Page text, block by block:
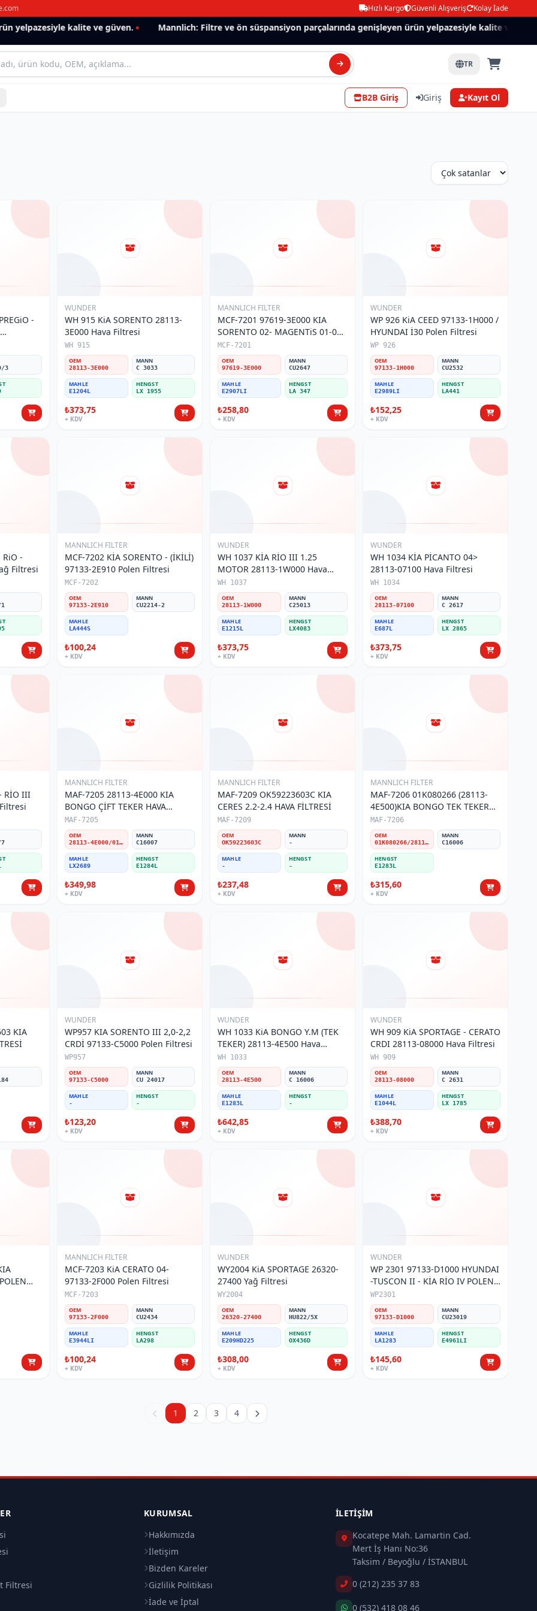
Hızlı Kargo Güvenli Alışveriş Kolay İade
yelpazesiyle kalite ve güven. Mannlich: Filtre ve ön süspansiyon parçalarında genişleyen ürün yelpazesiyle kalite ve güven.
TR
B2B Giriş Giriş Kayıt Ol
-
3
WUNDER
WH 915 KiA SORENTO 28113-
3E000 Hava Filtresi
WH 915
OEM
28113-3E000
MANN
C 3033
MAHLE
E1204L
HENGST
LX 1955
₺373,75
+ KDV
MANNLICH FILTER
MCF-7201 97619-3E000 KIA
SORENTO 02- MAGENTiS 01-06
Polen Filtresi
MCF-7201
OEM
97619-3E000
MANN
CU2647
MAHLE
E2907LI
HENGST
LA 347
₺258,80
+ KDV
WUNDER
WP 926 KiA CEED 97133-1H000 /
HYUNDAI İ30 Polen Filtresi
WP 926
OEM
97133-1H000
MANN
CU2532
MAHLE
E2989LI
HENGST
LA441
₺152,25
+ KDV
RiO -
Filtresi
MANNLICH FILTER
MCF-7202 KİA SORENTO - (İKİLİ)
97133-2E910 Polen Filtresi
MCF-7202
OEM
97133-2E910
MANN
CU2214-2
MAHLE
LA444S
₺100,24
+ KDV
WUNDER
WH 1037 KİA RİO III 1.25
MOTOR 28113-1W000 Hava
Filtresi
WH 1037
OEM
28113-1W000
MANN
C25013
MAHLE
E1215L
HENGST
LX4083
₺373,75
+ KDV
WUNDER
WH 1034 KİA PİCANTO 04>
28113-07100 Hava Filtresi
WH 1034
OEM
28113-07100
MANN
C 2617
MAHLE
E687L
HENGST
LX 2865
₺373,75
+ KDV
RİO III
7
MANNLICH FILTER
MAF-7205 28113-4E000 KIA
BONGO ÇİFT TEKER HAVA
FİLTRESİ
MAF-7205
OEM
28113-4E000/01K080267
MANN
C16007
MAHLE
LX2689
HENGST
E1284L
₺349,98
+ KDV
MANNLICH FILTER
MAF-7209 OK59223603C KIA
CERES 2.2-2.4 HAVA FİLTRESİ
MAF-7209
OEM
OK59223603C
MANN
-
MAHLE
-
HENGST
-
₺237,48
+ KDV
MANNLICH FILTER
MAF-7206 01K080266 (28113-
4E500)KIA BONGO TEK TEKER
HAVA FİLTRESİ
MAF-7206
OEM
01K080266/28113-4E500
MANN
C16006
HENGST
E1283L
₺315,60
+ KDV
KIA
WUNDER
WP957 KIA SORENTO III 2,0-2,2
CRDİ 97133-C5000 Polen Filtresi
WP957
OEM
97133-C5000
MANN
CU 24017
MAHLE
-
HENGST
-
₺123,20
+ KDV
WUNDER
WH 1033 KiA BONGO Y.M (TEK
TEKER) 28113-4E500 Hava
Filtresi
WH 1033
OEM
28113-4E500
MANN
C 16006
MAHLE
E1283L
HENGST
-
₺642,85
+ KDV
WUNDER
WH 909 KiA SPORTAGE - CERATO
CRDI 28113-08000 Hava Filtresi
WH 909
OEM
28113-08000
MANN
C 2631
MAHLE
E1044L
HENGST
LX 1785
₺388,70
+ KDV
MANNLICH FILTER
MCF-7203 KiA CERATO 04-
97133-2F000 Polen Filtresi
MCF-7203
OEM
97133-2F000
MANN
CU2434
MAHLE
E3944LI
HENGST
LA298
₺100,24
+ KDV
WUNDER
WY2004 KiA SPORTAGE 26320-
27400 Yağ Filtresi
WY2004
OEM
26320-27400
MANN
HU822/5X
MAHLE
E209HD225
HENGST
OX436D
₺308,00
+ KDV
WUNDER
WP 2301 97133-D1000 HYUNDAI
-TUSCON II - KİA RİO IV POLEN
FİLTRESİ
WP2301
OEM
97133-D1000
MANN
CU23019
MAHLE
LA1283
HENGST
E4961LI
₺145,60
+ KDV
1 2 3 4
Filtresi
KURUMSAL
Hakkımızda
İletişim
Bizden Kareler
Gizlilik Politikası
İade ve İptal
İLETIŞIM
Kocatepe Mah. Lamartin Cad.
Mert İş Hanı No:36
Taksim / Beyoğlu / İSTANBUL
0 (212) 235 37 83
0 (532) 418 08 46